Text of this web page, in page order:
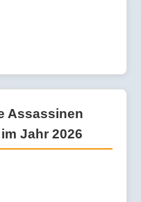
Assassinen
Jahr 2026